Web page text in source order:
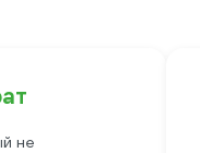
не